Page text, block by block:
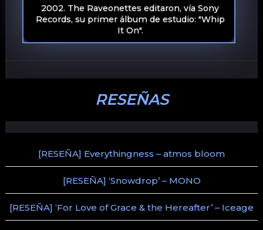
2002. The Raveonettes editaron, vía Sony
Records, su primer álbum de estudio: "Whip
It On".
RESEÑAS
[RESEÑA] Everythingness – atmos bloom
[RESEÑA] ‘Snowdrop’ – MONO
[RESEÑA] ‘For Love of Grace & the Hereafter’ – Iceage